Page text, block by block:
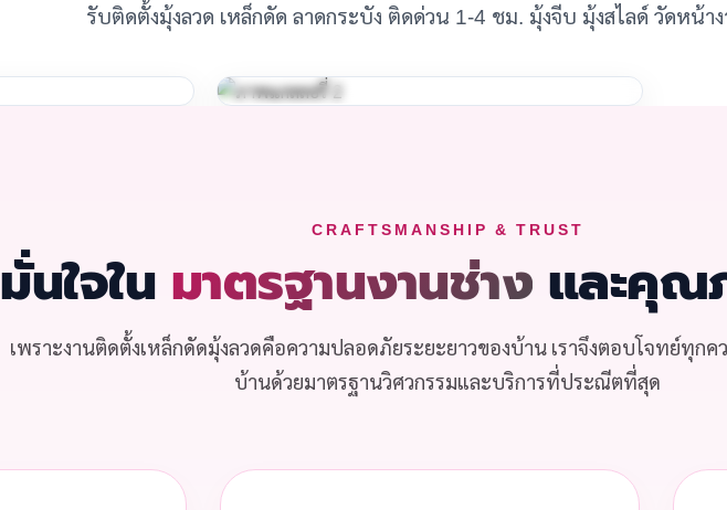
รับติดตั้งมุ้งลวด เหล็กดัด ลาดกระบัง ติดด่วน 1-4 ชม. มุ้งจีบ มุ้งสไลด์ วัดหน้า
CRAFTSMANSHIP & TRUST
มั่นใจใน มาตรฐานงานช่าง และคุณ
เพราะงานติดตั้งเหล็กดัดมุ้งลวดคือความปลอดภัยระยะยาวของบ้าน เราจึงตอบโจทย์ทุกค
บ้านด้วยมาตรฐานวิศวกรรมและบริการที่ประณีตที่สุด